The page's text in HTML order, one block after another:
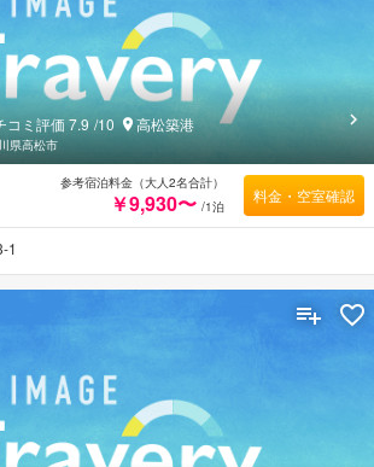
1
コミ評価7.9 /10 高松築港
県高松市
参考宿泊料金（大人2名合計）
￥9,930〜 /1泊
料金・空室確認